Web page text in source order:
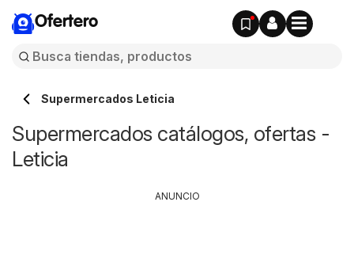
Ofertero
Supermercados Leticia
Supermercados catálogos, ofertas -
Leticia
ANUNCIO